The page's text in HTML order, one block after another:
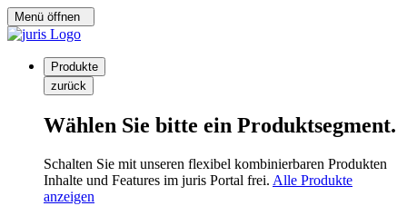
Menü öffnen
Produkte
zurück
Wählen Sie bitte ein Produktsegment.
Schalten Sie mit unseren flexibel kombinierbaren Produkten
Inhalte und Features im juris Portal frei. Alle Produkte
anzeigen